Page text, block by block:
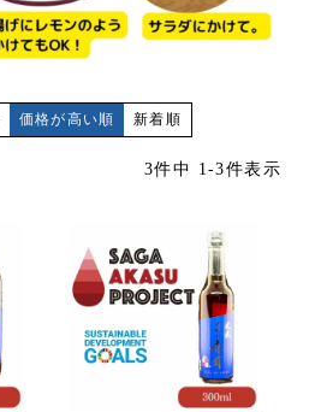
価格が高い順 新着順
3件中 1 -3件表示